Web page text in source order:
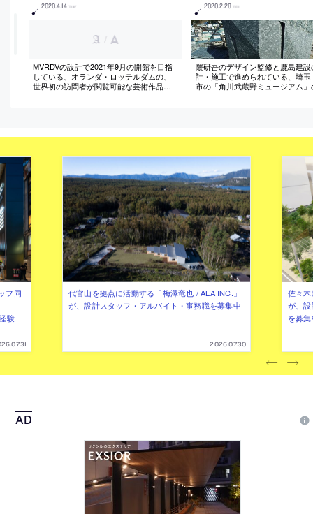
2020.4.14 TUE
MVRDVの設計で2021年9月の開館を目指
している、オランダ・ロッテルダムの、
世界初の訪問者が閲覧可能な芸術作品の
の外観写真
2020.2.28 FRI
隈研吾のデザイン監修と鹿島建設
計・施工で進められている、埼玉
市の「角川武蔵野ミュージアム」
フ同
験
代官山を拠点に活動する「梅澤竜也 / ALA INC.」
が、設計スタッフ・アルバイト・事務職を募集中
2026.07.30
佐々
が、
を募